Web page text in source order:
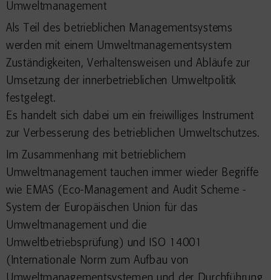
Umweltmanagement
Als Teil des betrieblichen Managementsystems
werden mit einem Umweltmanagementsystem
Zuständigkeiten, Verhaltensweisen und Abläufe zur
Umsetzung der innerbetrieblichen Umweltpolitik
festgelegt.
Es handelt sich dabei um ein freiwilliges Instrument
zur Verbesserung des betrieblichen Umweltschutzes.
Im Zusammenhang mit betrieblichem
Umweltmanagement tauchen immer wieder Begriffe
wie EMAS (Eco-Management and Audit Scheme -
System der Europäischen Union für das
Umweltmanagement und die
Umweltbetriebsprüfung) und ISO 14001
(Internationale Norm zum Aufbau von